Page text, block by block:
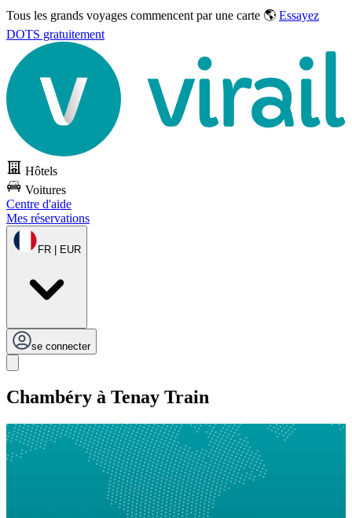
Tous les grands voyages commencent par une carte 🌎 Essayez
DOTS gratuitement
Hôtels
Voitures
Centre d'aide
Mes réservations
FR | EUR
se connecter
Chambéry à Tenay Train